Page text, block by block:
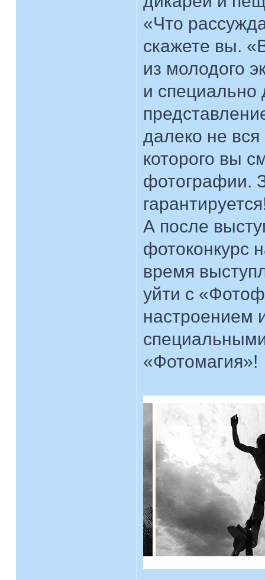
«Что
скажете вы.
из молодого
и специально
далеко не
которого вы
фотографии.
А после
фотоконкурс
время
уйти с
настроением
«Фотомагия»!